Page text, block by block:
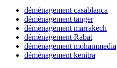
déménagement casablanca
déménagement tanger
déménagement marrakech
déménagement Rabat
déménagement mohammedia
déménagement kenitra